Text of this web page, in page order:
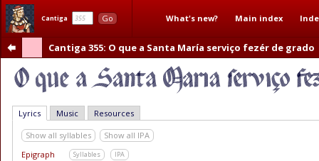
Cantiga Go What's new? Main index
Cantiga 355: O que a Santa María serviço fezér de grado
Lyrics Music Resources
Show all syllables
Show all IPA
Epigraph
Syllables IPA